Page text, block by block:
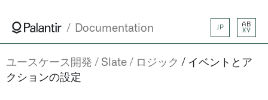
Documentation JP
AB
XY
ユースケース開発 Slate ロジック
イベントとア
クションの設定